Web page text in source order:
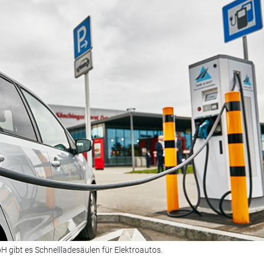
gibt es Schnellladesäulen für Elektroautos.